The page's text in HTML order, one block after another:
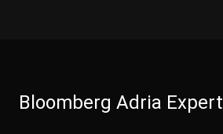
Bloomberg Adria Expert